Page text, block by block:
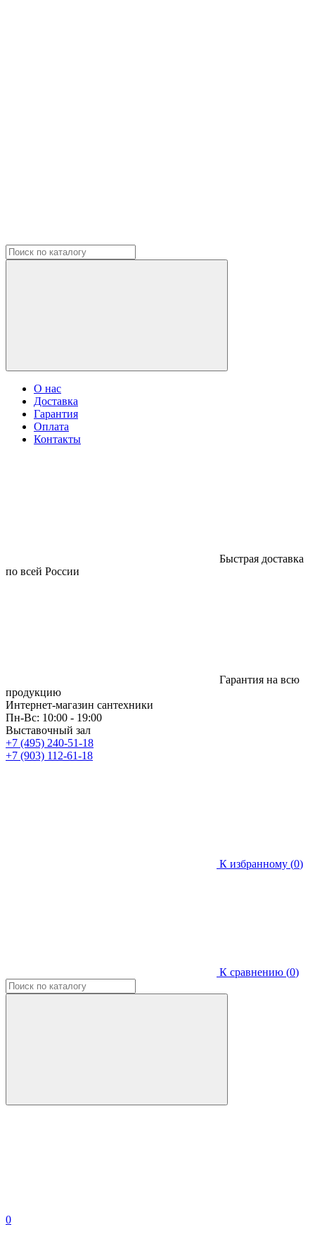
О нас
Доставка
Гарантия
Оплата
Контакты
Быстрая доставка
по всей России
Гарантия на всю
продукцию
Интернет-магазин сантехники
Пн-Вс: 10:00 - 19:00
Выставочный зал
+7 (495) 240-51-18
+7 (903) 112-61-18
К избранному (0)
К сравнению (0)
0